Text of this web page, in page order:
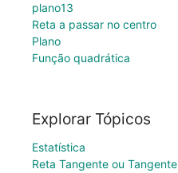
plano13
Reta a passar no centro
Plano
Função quadrática
Explorar Tópicos
Estatística
Reta Tangente ou Tangente